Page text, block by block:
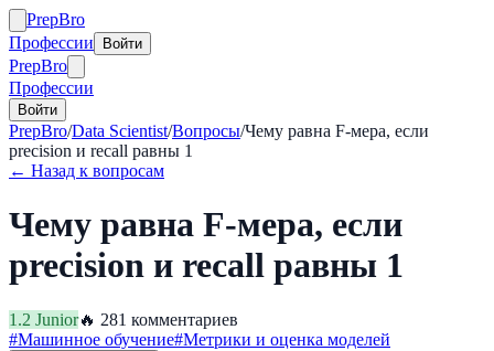
PrepBro
Профессии
Войти
PrepBro
Профессии
Войти
PrepBro/Data Scientist/Вопросы/Чему равна F-мера, если
precision и recall равны 1
← Назад к вопросам
Чему равна F-мера, если
precision и recall равны 1
1.2 Junior🔥 281 комментариев
#Машинное обучение#Метрики и оценка моделей